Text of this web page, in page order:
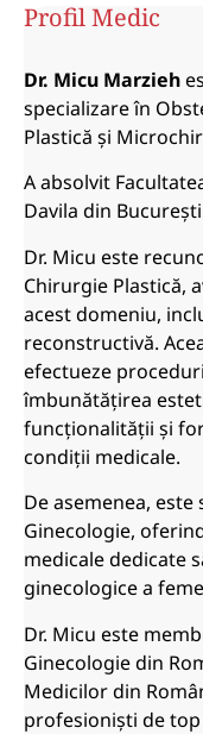
Profil Medic
Dr. Micu Marzieh
specializare în
Plastică și
A absolvit
Davila din
Dr. Micu este
Chirurgie Plastică,
acest domeniu,
reconstructivă.
efectueze
îmbunătățirea
funcționalității și
condiții medicale.
De asemenea,
Ginecologie,
medicale dedicate
ginecologice a
Dr. Micu este
Ginecologie din
Medicilor din
profesioniști de